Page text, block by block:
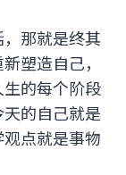
那就是终其
塑造自己，
的每个阶段
的自己就是
点就是事物